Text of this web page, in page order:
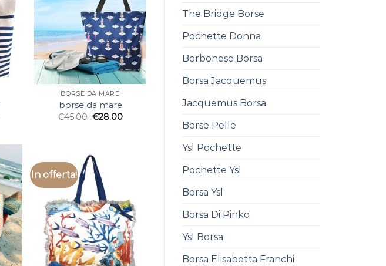
The Bridge Borse
Pochette Donna
Borbonese Borsa
Borsa Jacquemus
Jacquemus Borsa
Borse Pelle
Ysl Pochette
Pochette Ysl
Borsa Ysl
Borsa Di Pinko
Ysl Borsa
Borsa Elisabetta Franchi
BORSE DA MARE
borse da mare
€45.00 €28.00
In offerta!